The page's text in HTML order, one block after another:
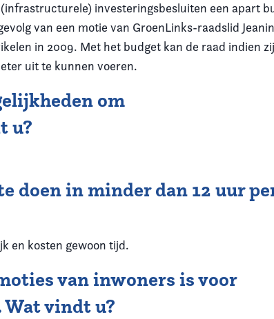
investeringsbesluiten een apart
van een motie van GroenLinks-raadslid
in 2009. Met het budget kan de raad indien
uit te kunnen voeren.
om
u?
doen in minder dan 12 uur
en kosten gewoon tijd.
van inwoners is voor
vindt u?